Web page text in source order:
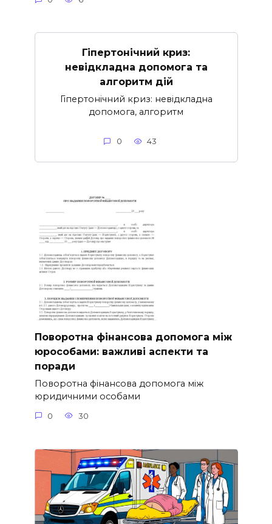
Гіпертонічний криз:
невідкладна допомога та
алгоритм дій
Гіпертонічний криз: невідкладна
допомога, алгоритм
0 43
Поворотна фінансова допомога між
юрособами: важливі аспекти та
поради
Поворотна фінансова допомога між
юридичними особами
0 30